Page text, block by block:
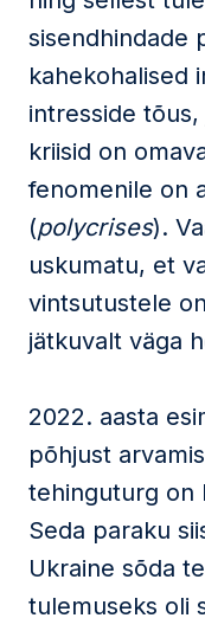
sisendhindade
kahekohalised
intresside
kriisid on
fenomenile on
(polycrises).
uskumatu, et
vintsutustele
jätkuvalt väga
2022. aasta
põhjust
tehinguturg on
Seda paraku
Ukraine sõda
tulemuseks oli